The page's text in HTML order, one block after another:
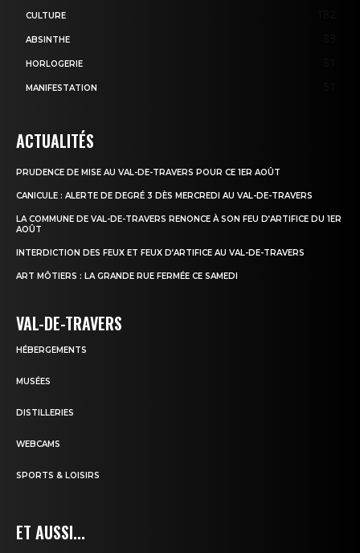
CULTURE
ABSINTHE
HORLOGERIE
MANIFESTATION
ACTUALITÉS
PRUDENCE DE MISE AU VAL-DE-TRAVERS POUR CE 1ER AOÛT
CANICULE : ALERTE DE DEGRÉ 3 DÈS MERCREDI AU VAL-DE-TRAVERS
LA COMMUNE DE VAL-DE-TRAVERS RENONCE À SON FEU D’ARTIFICE DU 1ER
AOÛT
INTERDICTION DES FEUX ET FEUX D’ARTIFICE AU VAL-DE-TRAVERS
ART MÔTIERS : LA GRANDE RUE FERMÉE CE SAMEDI
VAL-DE-TRAVERS
HÉBERGEMENTS
MUSÉES
DISTILLERIES
WEBCAMS
SPORTS & LOISIRS
ET AUSSI...